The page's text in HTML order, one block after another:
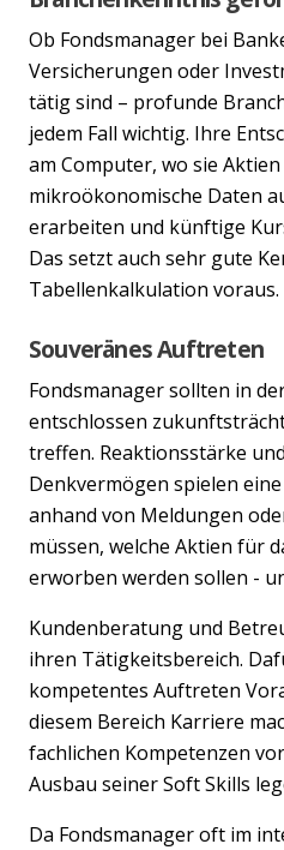
Ob Fondsmanager bei
Versicherungen oder
tätig sind – profunde
jedem Fall wichtig. Ihre
am Computer, wo sie
mikroökonomische Daten
erarbeiten und künftige
Das setzt auch sehr gute
Tabellenkalkulation voraus.
Souveränes Auftreten
Fondsmanager sollten in
entschlossen
treffen. Reaktionsstärke
Denkvermögen spielen
anhand von Meldungen
müssen, welche Aktien für
erworben werden sollen -
Kundenberatung und
ihren Tätigkeitsbereich.
kompetentes Auftreten
diesem Bereich Karriere
fachlichen Kompetenzen
Ausbau seiner Soft Skills
Da Fondsmanager oft im